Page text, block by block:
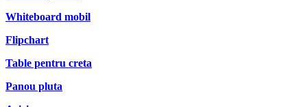
Whiteboard mobil
Flipchart
Table pentru creta
Panou pluta